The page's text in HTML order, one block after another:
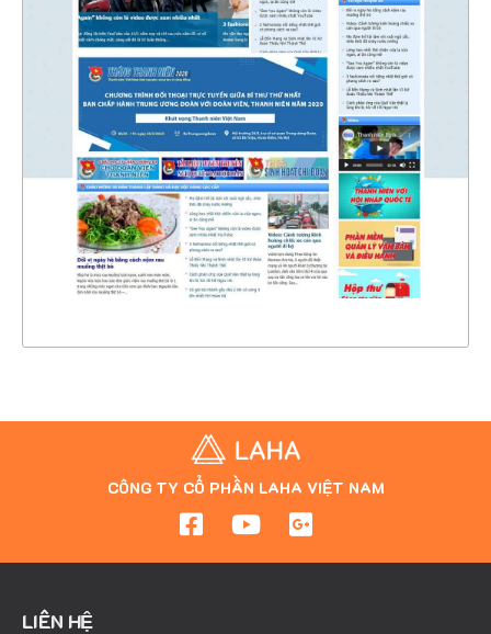
4483
CHI TIẾT
XEM THỰC TẾ
CÔNG TY CỔ PHẦN LAHA VIỆT NAM
LIÊN HỆ